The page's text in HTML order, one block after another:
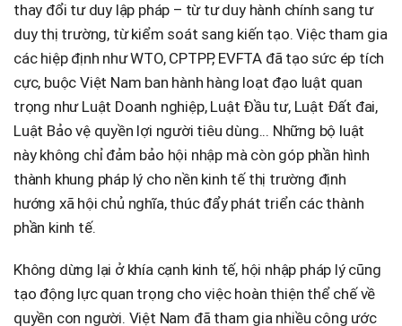
thay đổi tư duy lập pháp – từ tư duy hành chính sang tư
duy thị trường, từ kiểm soát sang kiến tạo. Việc tham gia
các hiệp định như WTO, CPTPP, EVFTA đã tạo sức ép tích
cực, buộc Việt Nam ban hành hàng loạt đạo luật quan
trọng như Luật Doanh nghiệp, Luật Đầu tư, Luật Đất đai,
Luật Bảo vệ quyền lợi người tiêu dùng... Những bộ luật
này không chỉ đảm bảo hội nhập mà còn góp phần hình
thành khung pháp lý cho nền kinh tế thị trường định
hướng xã hội chủ nghĩa, thúc đẩy phát triển các thành
phần kinh tế.
Không dừng lại ở khía cạnh kinh tế, hội nhập pháp lý cũng
tạo động lực quan trọng cho việc hoàn thiện thể chế về
quyền con người. Việt Nam đã tham gia nhiều công ước